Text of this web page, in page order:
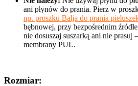
ani płynów do prania. Pierz w
np. proszku Balja do prania
bębnowej, przy bezpośrednim
nie dosuszaj suszarką ani nie prasuj
membrany PUL.
Rozmiar: